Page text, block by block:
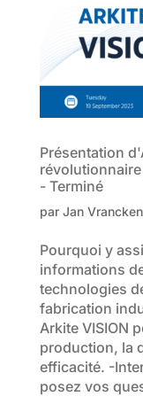
Présentation
- Terminé
par Jan Vrancken
Pourquoi y
informations
technologies
fabrication
Arkite VISION
production, la
efficacité. -
posez vos